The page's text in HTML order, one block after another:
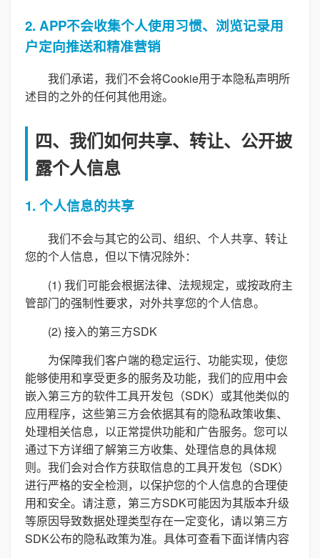
2. APP不会收集个人使用习惯、浏览记录用
户定向推送和精准营销
我们承诺，我们不会将Cookie用于本隐私声明所
述目的之外的任何其他用途。
四、我们如何共享、转让、公开披
露个人信息
1. 个人信息的共享
我们不会与其它的公司、组织、个人共享、转让
您的个人信息，但以下情况除外：
(1) 我们可能会根据法律、法规规定，或按政府主
管部门的强制性要求，对外共享您的个人信息。
(2) 接入的第三方SDK
为保障我们客户端的稳定运行、功能实现，使您
能够使用和享受更多的服务及功能，我们的应用中会
嵌入第三方的软件工具开发包（SDK）或其他类似的
应用程序，这些第三方会依据其有的隐私政策收集、
处理相关信息，以正常提供功能和广告服务。您可以
通过下方详细了解第三方收集、处理信息的具体规
则。我们会对合作方获取信息的工具开发包（SDK）
进行严格的安全检测，以保护您的个人信息的合理使
用和安全。请注意，第三方SDK可能因为其版本升级
等原因导致数据处理类型存在一定变化，请以第三方
SDK公布的隐私政策为准。具体可查看下面详情内容